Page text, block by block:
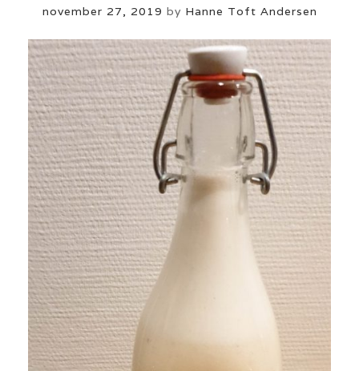
november 27, 2019 by Hanne Toft Andersen